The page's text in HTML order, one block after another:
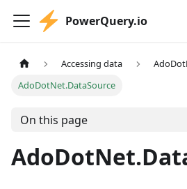
PowerQuery.io
Accessing data
AdoDotNet.DataSource
On this page